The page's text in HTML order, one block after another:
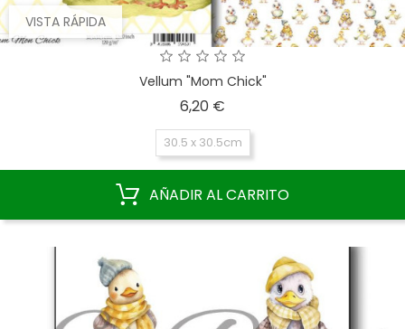
VISTA RÁPIDA
Vellum "Mom Chick"
6,20 €
30.5 x 30.5cm
AÑADIR AL CARRITO